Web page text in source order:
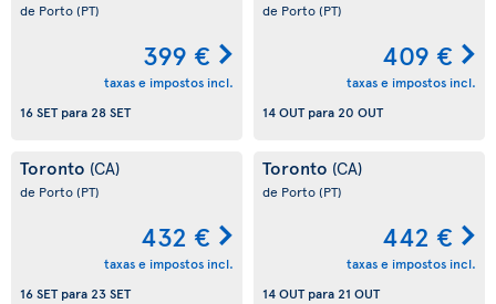
de Porto(PT)
399 €
taxas e impostos incl.
16 SETpara28 SET
de Porto(PT)
409 €
taxas e impostos incl.
14 OUTpara20 OUT
Toronto (CA)
de Porto(PT)
432 €
taxas e impostos incl.
16 SETpara23 SET
Toronto (CA)
de Porto(PT)
442 €
taxas e impostos incl.
14 OUTpara21 OUT